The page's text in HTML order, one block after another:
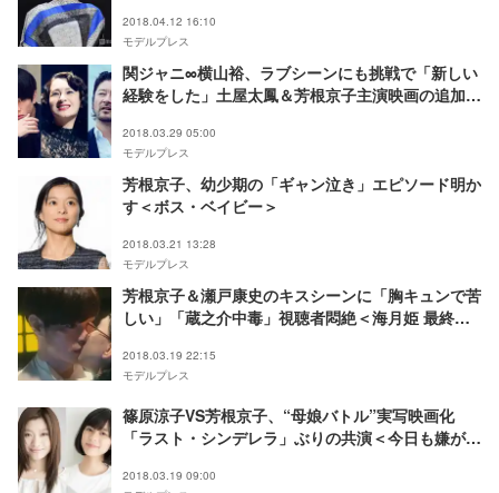
2018.04.12 16:10
モデルプレス
関ジャニ∞横山裕、ラブシーンにも挑戦で「新しい
経験をした」土屋太鳳＆芳根京子主演映画の追加キ
2018.03.29 05:00
モデルプレス
芳根京子、幼少期の「ギャン泣き」エピソード明か
す＜ボス・ベイビー＞
2018.03.21 13:28
モデルプレス
芳根京子＆瀬戸康史のキスシーンに「胸キュンで苦
しい」「蔵之介中毒」視聴者悶絶＜海月姫 最終話
2018.03.19 22:15
モデルプレス
篠原涼子VS芳根京子、“母娘バトル”実写映画化
「ラスト・シンデレラ」ぶりの共演＜今日も嫌がら
2018.03.19 09:00